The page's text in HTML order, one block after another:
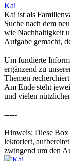
Kai
Kai ist als
Suche nach dem
wie Nachhaltigkeit
Aufgabe gemacht,
Um fundierte
ergänzend zu
Themen
Am Ende steht
und vielen
-----
Hinweis: Diese Box
lektoriert,
zwingend um den